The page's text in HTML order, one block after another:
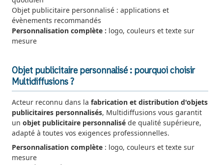
Objet publicitaire personnalisé : applications et
évènements recommandés
Personnalisation complète : logo, couleurs et texte sur
mesure
Objet publicitaire personnalisé : pourquoi choisir
Multidiffusions ?
Acteur reconnu dans la fabrication et distribution d'objets
publicitaires personnalisés, Multidiffusions vous garantit
un objet publicitaire personnalisé de qualité supérieure,
adapté à toutes vos exigences professionnelles.
Personnalisation complète : logo, couleurs et texte sur
mesure